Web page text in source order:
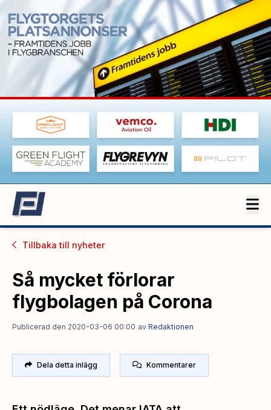
Tillbaka till nyheter
Så mycket förlorar
flygbolagen på Corona
Publicerad den 2020-03-06 00:00 av Redaktionen
Dela detta inlägg Kommentarer